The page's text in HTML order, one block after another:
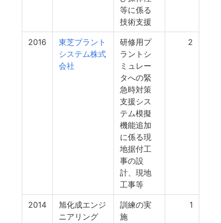
等に係る
技術支援
2016
東芝プラント
システム株式
会社
研修用プ
ラントシ
ミュレー
タへの緊
急時対策
支援シス
テム模擬
機能追加
に係る現
地据付工
事の設
計、現地
工事等
2
2014
旭化成エンジ
ニアリング
訓練の実
施
1